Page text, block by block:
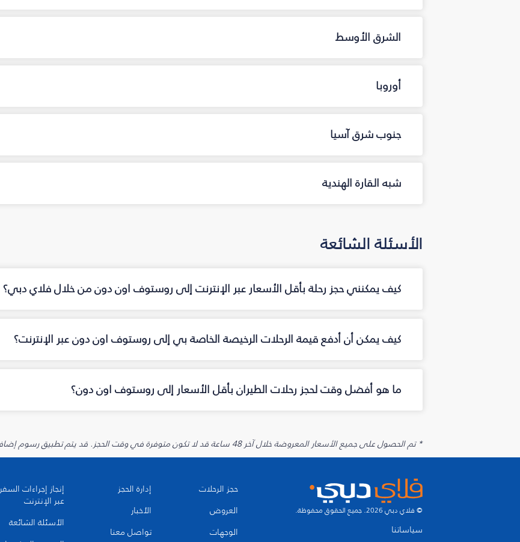
الشرق الأوسط
أوروبا
جنوب شرق آسيا
شبه القارة الهندية
الأسئلة الشائعة
كيف يمكنني حجز رحلة بأقل الأسعار عبر الإنترنت إلى روستوف اون دون من خلال فلاي دبي؟
كيف يمكن أن أدفع قيمة الرحلات الرخيصة الخاصة بي إلى روستوف اون دون عبر الإنترنت؟
ما هو أفضل وقت لحجز رحلات الطيران بأقل الأسعار إلى روستوف اون دون؟
* تم الحصول على جميع الأسعار المعروضة خلال آخر 48 ساعة قد لا تكون متوفرة في وقت الحجز. قد يتم تطبيق رسوم إضافية على الإضافات الاختيارية.
© فلاي دبي 2026. جميع الحقوق محفوظة.
سياساتنا
حجز الرحلات
العروض
الوجهات
إدارة الحجز
الأخبار
تواصل معنا
إنجاز إجراءات السفر
عبر الإنترنت
الأسئلة الشائعة